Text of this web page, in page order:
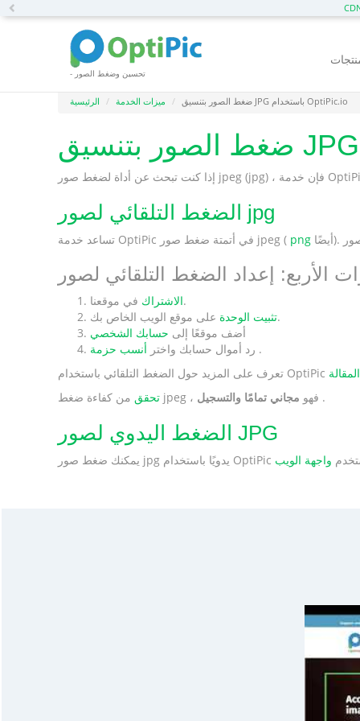
- تحسين وضغط الصور
الرئيسية ميزات الخدمة ضغط الصور بتنسيق JPG باستخدام OptiPic.io
الضغط التلقائي لصور jpg
تساعد خدمة OptiPic في أتمتة ضغط صور jpeg ( png
الاشتراكفي موقعنا.
تثبيت الوحدةعلى موقع الويب الخاص بك.
أضف موقعًا إلى حسابك الشخصي
رد أموال حسابك واختر .
تحقق من كفاءة ضغط jpeg ، فهو .
الضغط اليدوي لصور JPG
يمكنك ضغط صور jpg يدويًا باستخدام OptiPic